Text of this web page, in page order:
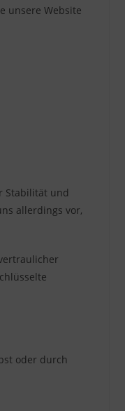
unsere Website
Stabilität und
allerdings vor,
oder durch